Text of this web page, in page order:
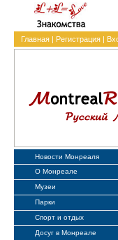
Главная| Регистрация|
Новости Монреаля
О Монреале
Музеи
Парки
Спорт и отдых
Досуг в Монреале